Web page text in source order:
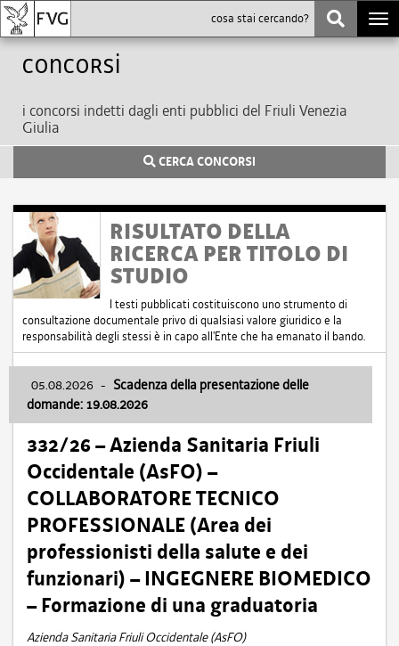
Concorsi
i concorsi indetti dagli enti pubblici del Friuli Venezia
Giulia
CERCA CONCORSI
RISULTATO DELLA
RICERCA PER TITOLO DI
STUDIO
I testi pubblicati costituiscono uno strumento di
consultazione documentale privo di qualsiasi valore giuridico e la
responsabilità degli stessi è in capo all'Ente che ha emanato il bando.
05.08.2026 - Scadenza della presentazione delle
domande: 19.08.2026
332/26 – Azienda Sanitaria Friuli
Occidentale (AsFO) –
COLLABORATORE TECNICO
PROFESSIONALE (Area dei
professionisti della salute e dei
funzionari) – INGEGNERE BIOMEDICO
– Formazione di una graduatoria
Azienda Sanitaria Friuli Occidentale (AsFO)